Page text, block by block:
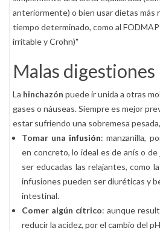
anteriormente) o bien usar dietas
tiempo determinado, como al
irritable y Crohn)"
Malas digestiones
La hinchazón puede ir unida a otras
gases o náuseas. Siempre es mejor
estar sufriendo una sobremesa
Tomar una infusión: manzanilla,
en concreto, lo ideal es de anís o de
ser educadas las relajantes, como
infusiones pueden ser diuréticas y
intestinal.
Comer algún cítrico: aunque
reducir la acidez, por el cambio del